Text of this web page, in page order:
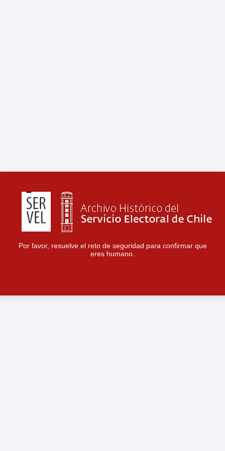
Por favor, resuelve el reto de seguridad para confirmar que
eres humano.